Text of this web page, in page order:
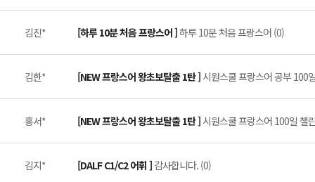
김진* [하루 10분 처음 프랑스어 ]하루 10분 처음 프랑스어 (0)
김한* [NEW 프랑스어 왕초보탈출 1탄 ]시원스쿨 프랑스어 공부 100
홍서* [NEW 프랑스어 왕초보탈출 1탄 ]시원스쿨 프랑스어 100일 챌
김지* [DALF C1/C2 어휘 ] 감사합니다. (0)